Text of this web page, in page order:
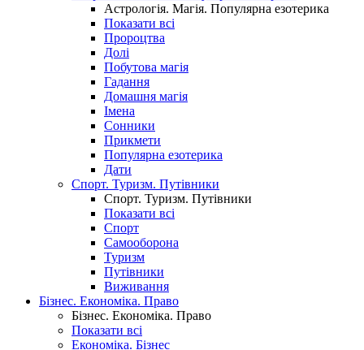
Астрологія. Магія. Популярна езотерика
Показати всі
Пророцтва
Долі
Побутова магія
Гадання
Домашня магія
Імена
Сонники
Прикмети
Популярна езотерика
Дати
Спорт. Туризм. Путівники
Спорт. Туризм. Путівники
Показати всі
Спорт
Самооборона
Туризм
Путівники
Виживання
Бізнес. Економіка. Право
Бізнес. Економіка. Право
Показати всі
Економіка. Бізнес